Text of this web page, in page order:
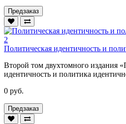
Предзаказ
Политическая идентичность и
Второй том двухтомного издания
идентичность и политика
0 руб.
Предзаказ